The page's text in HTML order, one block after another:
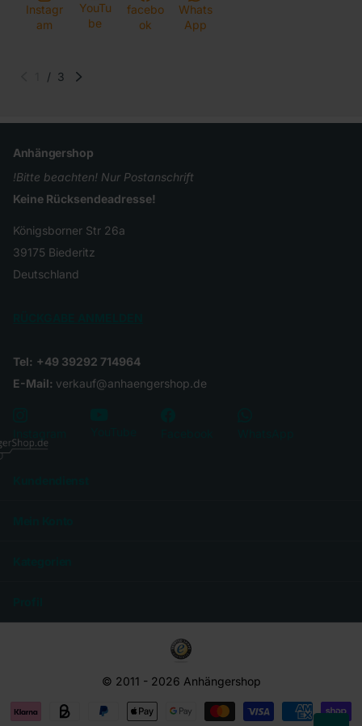
Instagr
am
YouTu
be
facebo
ok
Whats
App
/ 3
Anhängershop
!Bitte beachten! Nur Postanschrift
Keine Rücksendeadresse!
Königsborner Str 26a
39175 Biederitz
Deutschland
Tel: +49 39292 714964
E-Mail: verkauf@anhaengershop.de
© 2011 - 2026 Anhängershop